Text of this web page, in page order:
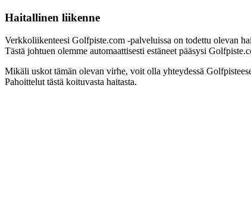
Haitallinen liikenne
Verkkoliikenteesi Golfpiste.com -palveluissa on todettu olevan
Tästä johtuen olemme automaattisesti estäneet pääsysi
Mikäli uskot tämän olevan virhe, voit olla yhteydessä
Pahoittelut tästä koituvasta haitasta.